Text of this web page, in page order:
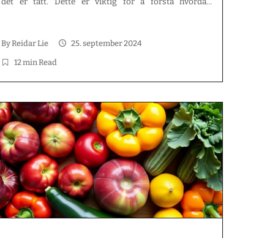
og hvorfor den er viktig i både medisin og ernæring.
Hovedpunkter […]
ByReidar Lie 25. september 2024
12 min Read